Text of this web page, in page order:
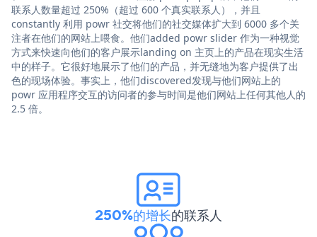
联系人数量超过 250%（超过 600 个真实联系人），并且
constantly 利用 powr 社交将他们的社交媒体扩大到 6000 多个关
注者在他们的网站上喂食。他们added powr slider 作为一种视觉
方式来快速向他们的客户展示landing on 主页上的产品在现实生活
中的样子。它很好地展示了他们的产品，并无缝地为客户提供了出
色的现场体验。事实上，他们discovered发现与他们网站上的
powr 应用程序交互的访问者的参与时间是他们网站上任何其他人的
2.5 倍。
250%的增长的联系人